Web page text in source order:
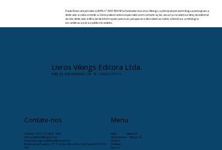
Paulo Marsal é jornalista (MTb nº 0091859/SP) e fundador da Livros Vikings, o principal portal em língua portuguesa
dedicado à cultura nórdica. Como palestrante e especialista em comunicação, atua na curadoria e direção editorial
do site, dedicado à difusão de informações precisas, pesquisas e descobertas sobre a história e a mitologia
escandinava para o público brasileiro.
Livros Vikings Editora Ltda.
CNPJ: 35.663.864/0001-78 · IE: 128201172111
Contate-nos
Telefone:+55 (11) 9-8263-4066
SAC: sac@livrosvikings.com.br
Originais: originais@livrosvikings.com.br
Endereço: Av. Paulista, 171 4º andar, Bela Vista, São Paulo-SP, 01310-
000
Menu
Início
Læristaðr
Quem somos
VikingCast
Notícias
Publique
Livraria